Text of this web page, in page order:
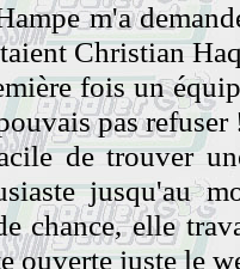
m'a
Christian
fois un
pas refuser
trouver une
jusqu'au
chance, elle
ouverte juste le